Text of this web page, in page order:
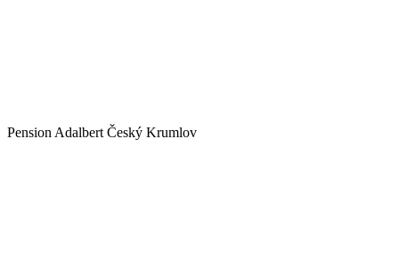
Pension Adalbert Český Krumlov